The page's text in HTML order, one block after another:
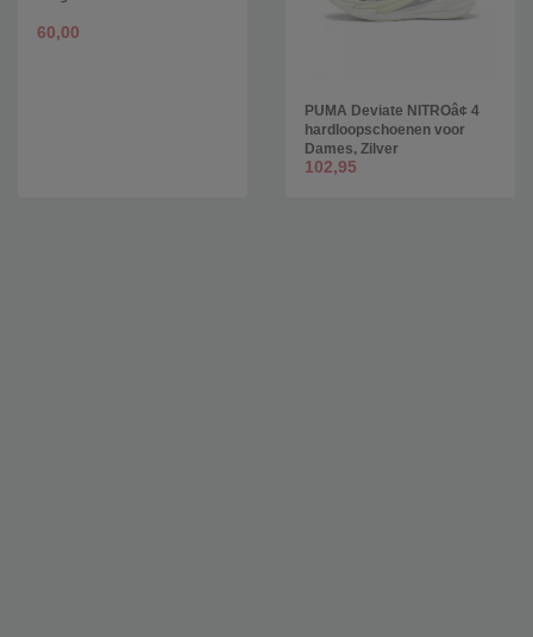
60,00
PUMA Deviate NITROâ¢ 4
hardloopschoenen voor
Dames, Zilver
102,95